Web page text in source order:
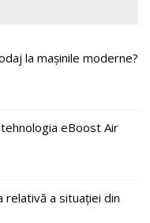
la mașinile moderne?
eBoost Air
relativă a situației din